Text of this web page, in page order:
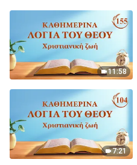
11:58
7:21